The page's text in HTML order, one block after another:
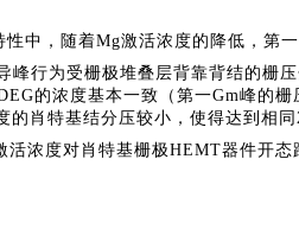
性中，随着Mg激活浓度的降低，第一
行为受栅极堆叠层背靠背结的栅
的浓度基本一致（第一Gm峰的栅
的肖特基结分压较小，使得达到相
活浓度对肖特基栅极HEMT器件开